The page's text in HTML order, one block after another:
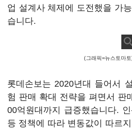
업 설계사 체제에 도전했을 가
습니다.
(그래픽=뉴스토마토
롯데손보는 2020년대 들어서
험 판매 확대 전략을 펴면서 판
00억원대까지 급증했습니다.
등 정책에 따라 변동값이 따르